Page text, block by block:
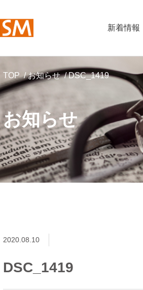
新着情報
お知らせ
TOP お知らせ DSC_1419
2020.08.10
DSC_1419